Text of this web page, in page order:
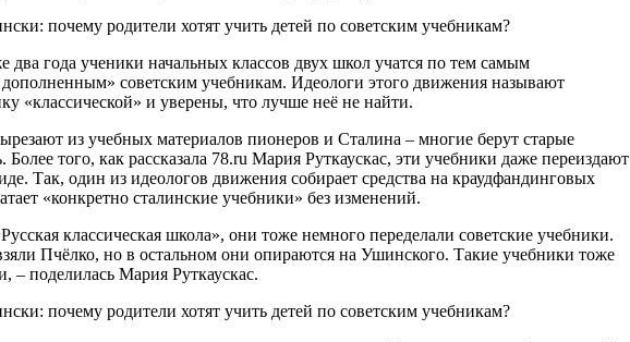
два года ученики начальных классов двух школ учатся по тем самым
советским учебникам. Идеологи этого движения называют
«классической» и уверены, что лучше неё не найти.
из учебных материалов пионеров и Сталина – многие берут старые
Более того, как рассказала 78.ru Мария Руткаускас, эти учебники даже переиздают
Так, один из идеологов движения собирает средства на краудфандинговых
«конкретно сталинские учебники» без изменений.
классическая школа», они тоже немного переделали советские учебники.
Пчёлко, но в остальном они опираются на Ушинского. Такие учебники тоже
– поделилась Мария Руткаускас.